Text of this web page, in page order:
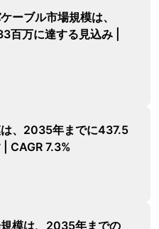
ーブル市場規模は、
万に達する見込み |
、2035年までに437.5
CAGR 7.3%
模は、2035年までの